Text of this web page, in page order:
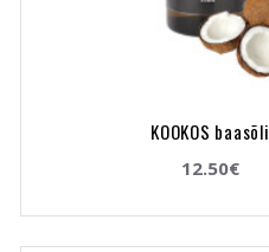
KOOKOS baasõli
12.50€